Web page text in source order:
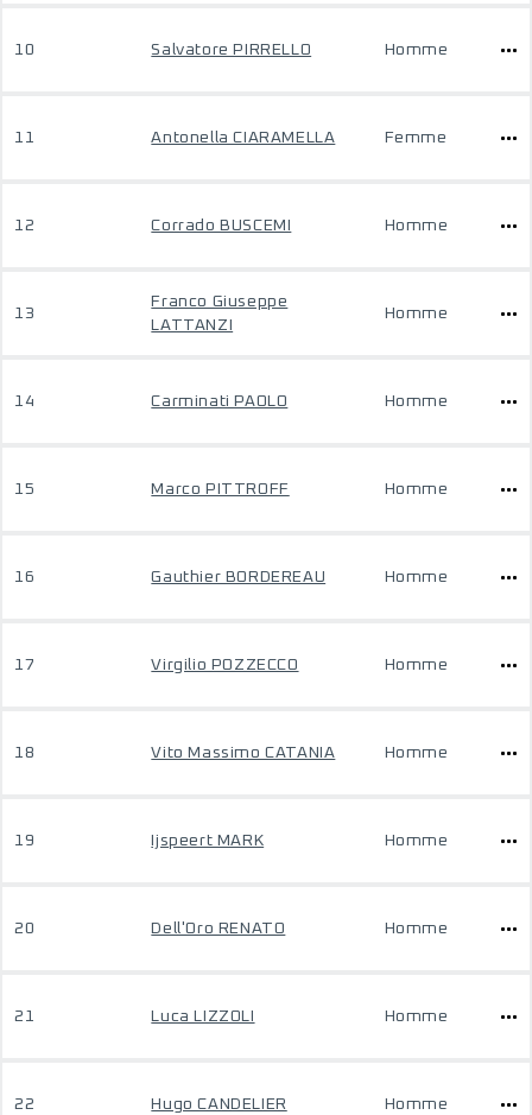
10 Salvatore PIRRELLO Homme
11 Antonella CIARAMELLA Femme
12 Corrado BUSCEMI Homme
13
Franco Giuseppe
LATTANZI
Homme
14 Carminati PAOLO Homme
15 Marco PITTROFF Homme
16 Gauthier BORDEREAU Homme
17 Virgilio POZZECCO Homme
18 Vito Massimo CATANIA Homme
19 Ijspeert MARK Homme
20 Dell'Oro RENATO Homme
21 Luca LIZZOLI Homme
22 Hugo CANDELIER Homme